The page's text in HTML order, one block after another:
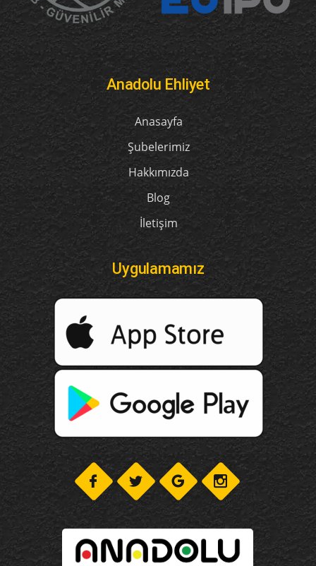
Anadolu Ehliyet
Anasayfa
Şubelerimiz
Hakkımızda
Blog
İletişim
Uygulamamız